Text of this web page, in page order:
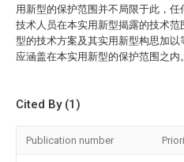
用新型的保护范围并不局限于此，任
技术人员在本实用新型揭露的技术范
型的技术方案及其实用新型构思加以
应涵盖在本实用新型的保护范围之内。
Cited By (1)
Publication number